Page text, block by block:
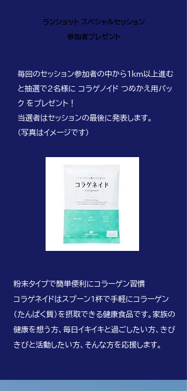
ランショット スペシャルセッション
参加者プレゼント
毎回のセッション参加者の中から1km以上進む
と抽選で2名様に コラゲノイド つめかえ用パッ
ク をプレゼント！
当選者はセッションの最後に発表します。
(写真はイメージです)
粉末タイプで簡単便利にコラーゲン習慣
コラゲネイドはスプーン1杯で手軽にコラーゲン
（たんぱく質）を摂取できる健康食品です。家族の
健康を想う方、毎日イキイキと過ごしたい方、きび
きびと活動したい方、そんな方を応援します。